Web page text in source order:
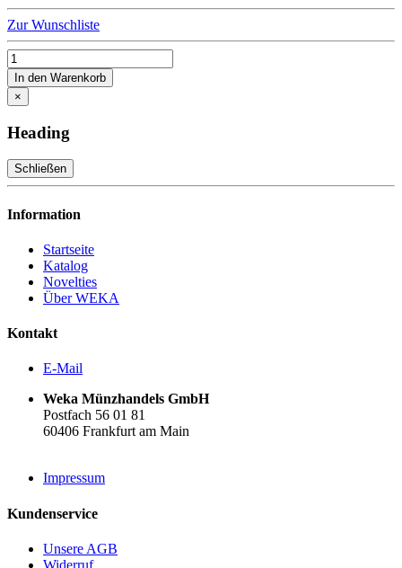
Zur Wunschliste
In den Warenkorb
×
Heading
Schließen
Information
Startseite
Katalog
Novelties
Über WEKA
Kontakt
E-Mail
Weka Münzhandels GmbH
Postfach 56 01 81
60406 Frankfurt am Main
Impressum
Kundenservice
Unsere AGB
Widerruf